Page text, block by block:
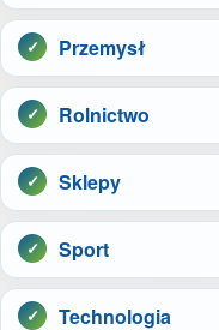
Przemysł
Rolnictwo
Sklepy
Sport
Technologia